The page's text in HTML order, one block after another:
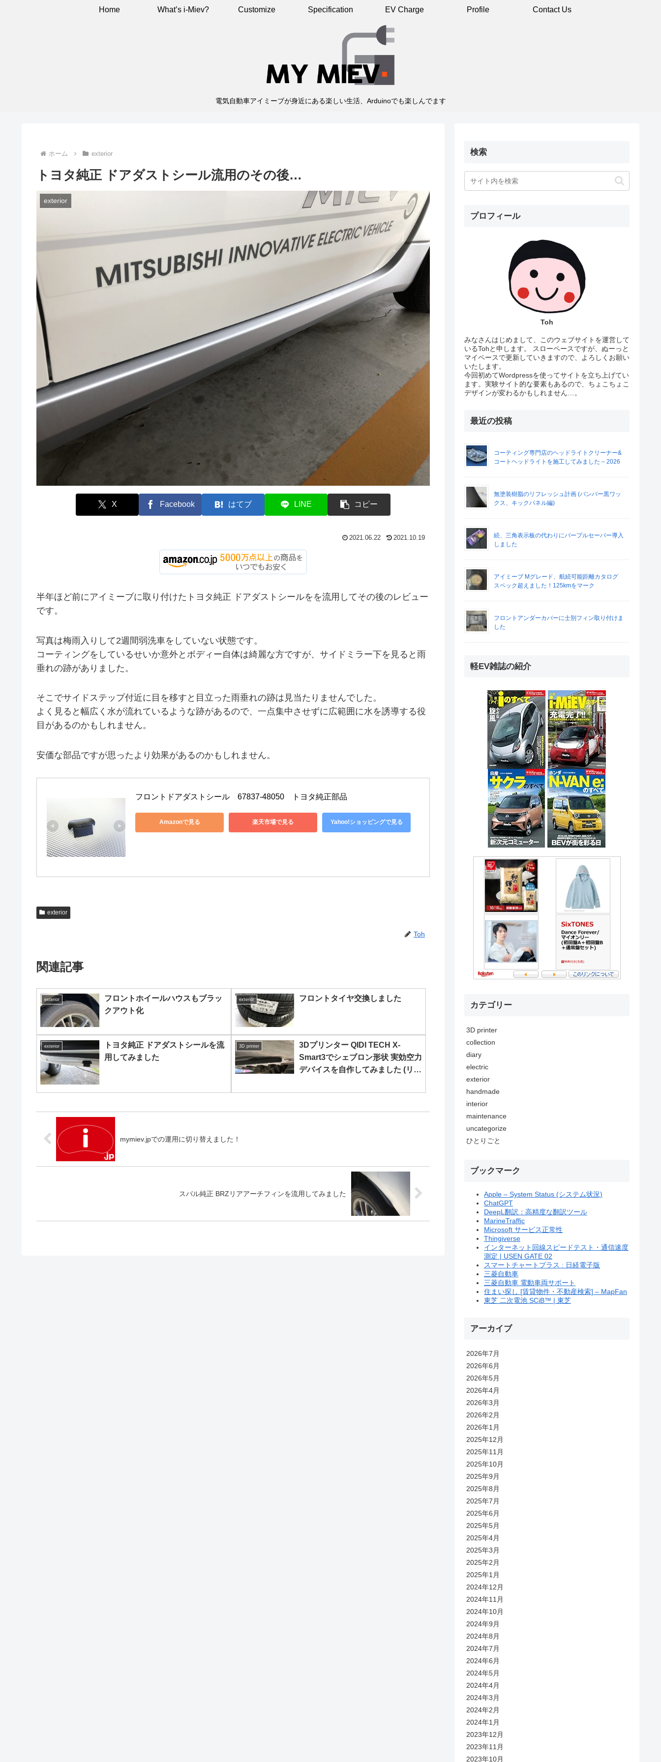
電気自動車アイミーブが身近にある楽しい生活、Arduinoでも楽しんでます
Home What’s i-Miev? Customize Specification EV Charge Profile Contact Us
ホーム exterior
トヨタ純正 ドアダストシール流用のその後…
exterior
X Facebook はてブ LINE コピー
2021.06.22 2021.10.19
半年ほど前にアイミーブに取り付けたトヨタ純正 ドアダストシールをを流用してその後のレビュー
です。
写真は梅雨入りして2週間弱洗車をしていない状態です。
コーティングをしているせいか意外とボディー自体は綺麗な方ですが、サイドミラー下を見ると雨
垂れの跡がありました。
そこでサイドステップ付近に目を移すと目立った雨垂れの跡は見当たりませんでした。
よく見ると幅広く水が流れているような跡があるので、一点集中させずに広範囲に水を誘導する役
目があるのかもしれません。
安価な部品ですが思ったより効果があるのかもしれません。
フロントドアダストシール　67837-48050　トヨタ純正部品
Amazonで見る 楽天市場で見る Yahoo!ショッピングで見る
exterior
Toh
関連記事
exterior
フロントホイールハウスもブラッ
クアウト化
exterior フロントタイヤ交換しました
exterior
トヨタ純正 ドアダストシールを流
用してみました
3D printer
3Dプリンター QIDI TECH X-
Smart3でシェブロン形状 実効空力
デバイスを自作してみました (リア
mymiev.jpでの運用に切り替えました！
スバル純正 BRZリアアーチフィンを流用してみました
検索
プロフィール
Toh
みなさんはじめまして、このウェブサイトを運営して
いるTohと申します。 スローペースですが、ぬーっと
マイペースで更新していきますので、よろしくお願い
いたします。
今回初めてWordpressを使ってサイトを立ち上げてい
ます。実験サイト的な要素もあるので、ちょこちょこ
デザインが変わるかもしれません…。
最近の投稿
コーティング専門店のヘッドライトクリーナー&
コートヘッドライトを施工してみました – 2026
無塗装樹脂のリフレッシュ計画 (バンパー黒ワッ
クス、キックパネル編)
続、三角表示板の代わりにパープルセーバー導入
しました
アイミーブ Mグレード、航続可能距離カタログ
スペック超えました！125kmをマーク
フロントアンダーカバーに士別フィン取り付けま
した
軽EV雑誌の紹介
カテゴリー
3D printer
collection
diary
electric
exterior
handmade
interior
maintenance
uncategorize
ひとりごと
ブックマーク
Apple – System Status (システム状況)
ChatGPT
DeepL翻訳：高精度な翻訳ツール
MarineTraffic
Microsoft サービス正常性
Thingiverse
インターネット回線スピードテスト・通信速度
測定 | USEN GATE 02
スマートチャートプラス : 日経電子版
三菱自動車
三菱自動車 電動車両サポート
住まい探し [賃貸物件・不動産検索] – MapFan
東芝 二次電池 SCiB™ | 東芝
アーカイブ
2026年7月
2026年6月
2026年5月
2026年4月
2026年3月
2026年2月
2026年1月
2025年12月
2025年11月
2025年10月
2025年9月
2025年8月
2025年7月
2025年6月
2025年5月
2025年4月
2025年3月
2025年2月
2025年1月
2024年12月
2024年11月
2024年10月
2024年9月
2024年8月
2024年7月
2024年6月
2024年5月
2024年4月
2024年3月
2024年2月
2024年1月
2023年12月
2023年11月
2023年10月